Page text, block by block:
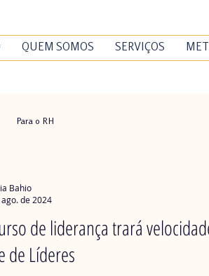
QUEM SOMOS SERVIÇOS
Para o RH
de liderança trará
de Líderes
Bahio
de 2024